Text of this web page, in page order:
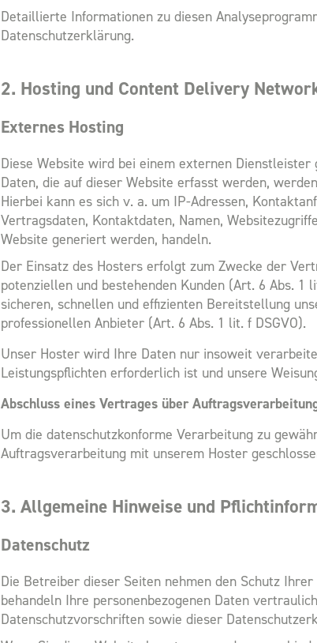
Detaillierte Informationen zu diesen
Datenschutzerklärung.
2. Hosting und Content Delivery
Externes Hosting
Diese Website wird bei einem externen
Daten, die auf dieser Website erfasst werden,
Hierbei kann es sich v. a. um IP-Adressen,
Vertragsdaten, Kontaktdaten, Namen,
Website generiert werden, handeln.
Der Einsatz des Hosters erfolgt zum Zwecke der
potenziellen und bestehenden Kunden (Art. 6 Abs. 1
sicheren, schnellen und effizienten Bereitstellung
professionellen Anbieter (Art. 6 Abs. 1 lit. f DSGVO).
Unser Hoster wird Ihre Daten nur insoweit
Leistungspflichten erforderlich ist und unsere
Abschluss eines Vertrages über
Um die datenschutzkonforme Verarbeitung zu
Auftragsverarbeitung mit unserem Hoster
3. Allgemeine Hinweise und
Datenschutz
Die Betreiber dieser Seiten nehmen den Schutz
behandeln Ihre personenbezogenen Daten
Datenschutzvorschriften sowie dieser